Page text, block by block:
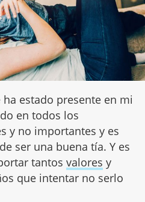
estado presente en mi
en todos los
y no importantes y es
ser una buena tía. Y es
tantos valores y
que intentar no serlo